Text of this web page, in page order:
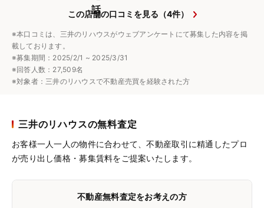
この店舗の口コミを見る（4件）
※本口コミは、三井のリハウスがウェブアンケートにて募集した内容を掲
載しております。
※募集期間：2025/2/1 ~ 2025/3/31
※回答人数：27,509名
※対象者：三井のリハウスで不動産売買を経験された方
三井のリハウスの無料査定
お客様一人一人の物件に合わせて、不動産取引に精通したプロ
が売り出し価格・募集賃料をご提案いたします。
不動産無料査定をお考えの方